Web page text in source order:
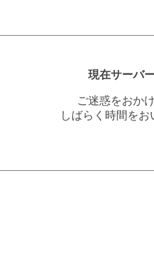
現在サーバ
ご迷惑をおか
しばらく時間を